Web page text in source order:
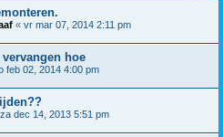
« vr mar 07, 2014 2:11 pm
hoe
feb 02, 2014 4:00 pm
za dec 14, 2013 5:51 pm